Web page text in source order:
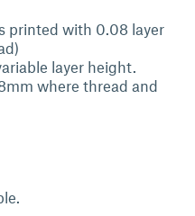
printed with 0.08 layer
layer height.
where thread and